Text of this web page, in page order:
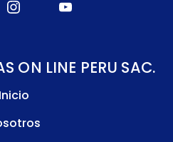
ON LINE PERU SAC.
Inicio